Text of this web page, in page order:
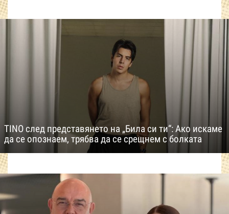
TINO след представянето на „Била си ти“: Ако искаме
да се опознаем, трябва да се срещнем с болката